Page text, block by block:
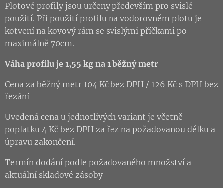
Plotové profily jsou určeny především pro svislé
použití. Při použití profilu na vodorovném plotu je
kotvení na kovový rám se svislými příčkami po
maximálně 70cm.
Váha profilu je 1,55 kg na 1 běžný metr
Cena za běžný metr 104 Kč bez DPH / 126 Kč s DPH bez
řezání
Uvedená cena u jednotlivých variant je včetně
poplatku 4 Kč bez DPH za řez na požadovanou délku a
úpravu zakončení.
Termín dodání podle požadovaného množství a
aktuální skladové zásoby